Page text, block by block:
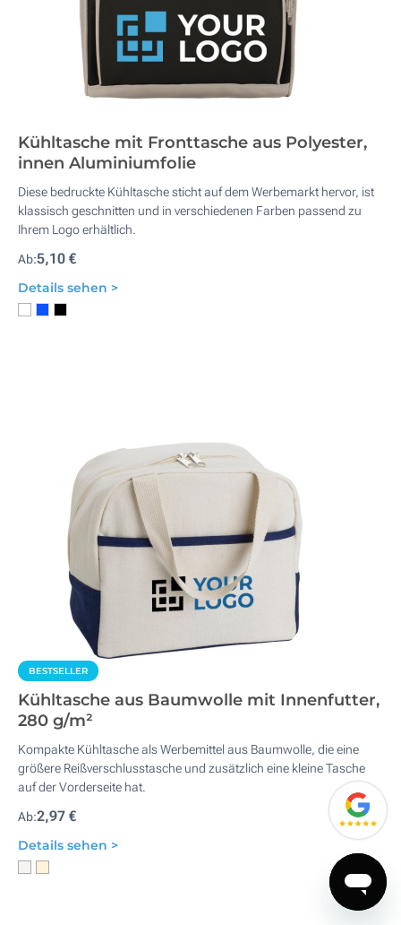
Kühltasche mit Fronttasche aus Polyester,
innen Aluminiumfolie
Diese bedruckte Kühltasche sticht auf dem Werbemarkt hervor, ist
klassisch geschnitten und in verschiedenen Farben passend zu
Ihrem Logo erhältlich.
Ab:5,10 €
Details sehen >
BESTSELLER
Kühltasche aus Baumwolle mit Innenfutter,
280 g/m²
Kompakte Kühltasche als Werbemittel aus Baumwolle, die eine
größere Reißverschlusstasche und zusätzlich eine kleine Tasche
auf der Vorderseite hat.
Ab:2,97 €
Details sehen >